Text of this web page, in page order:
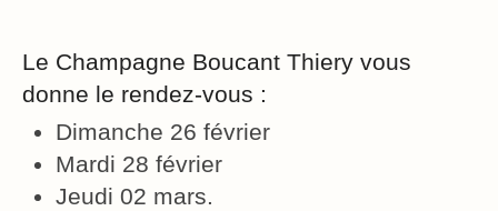
Le Champagne Boucant Thiery vous
donne le rendez-vous :
Dimanche 26 février
Mardi 28 février
Jeudi 02 mars.